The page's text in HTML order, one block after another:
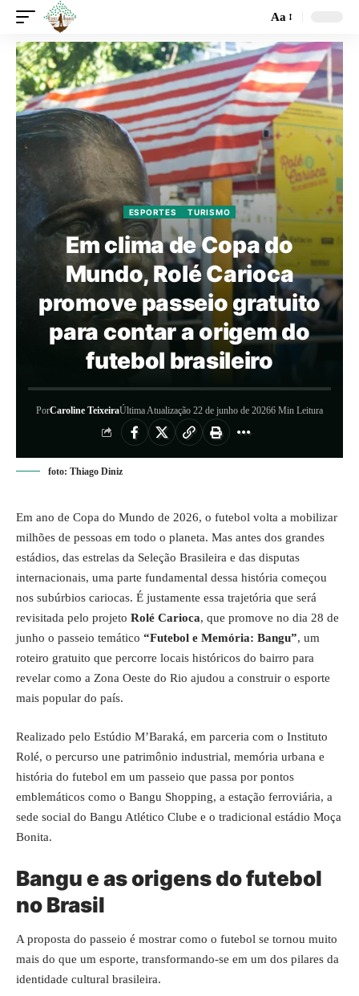
Aa
ESPORTES TURISMO
Em clima de Copa do
Mundo, Rolé Carioca
promove passeio gratuito
para contar a origem do
futebol brasileiro
PorCaroline TeixeiraÚltima Atualização 22 de junho de 20266 Min Leitura
foto: Thiago Diniz
Em ano de Copa do Mundo de 2026, o futebol volta a mobilizar
milhões de pessoas em todo o planeta. Mas antes dos grandes
estádios, das estrelas da Seleção Brasileira e das disputas
internacionais, uma parte fundamental dessa história começou
nos subúrbios cariocas. É justamente essa trajetória que será
revisitada pelo projeto Rolé Carioca, que promove no dia 28 de
junho o passeio temático “Futebol e Memória: Bangu”, um
roteiro gratuito que percorre locais históricos do bairro para
revelar como a Zona Oeste do Rio ajudou a construir o esporte
mais popular do país.
Realizado pelo Estúdio M’Baraká, em parceria com o Instituto
Rolé, o percurso une patrimônio industrial, memória urbana e
história do futebol em um passeio que passa por pontos
emblemáticos como o Bangu Shopping, a estação ferroviária, a
sede social do Bangu Atlético Clube e o tradicional estádio Moça
Bonita.
Bangu e as origens do futebol
no Brasil
A proposta do passeio é mostrar como o futebol se tornou muito
mais do que um esporte, transformando-se em um dos pilares da
identidade cultural brasileira.